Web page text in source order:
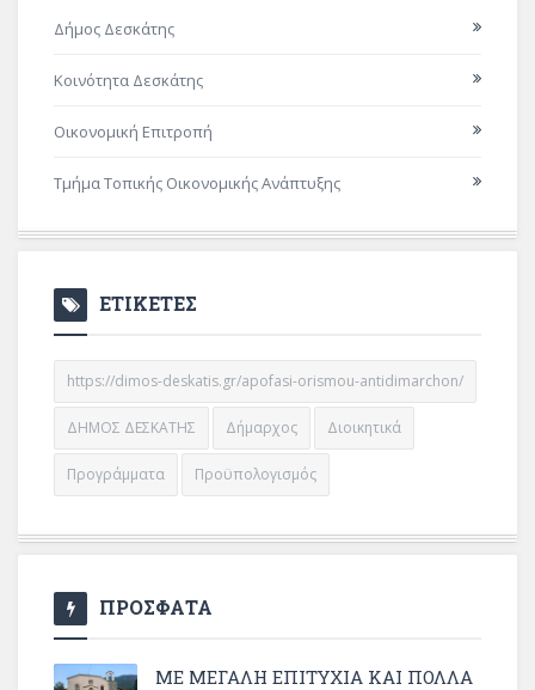
Δήμος Δεσκάτης
Κοινότητα Δεσκάτης
Οικονομική Επιτροπή
Τμήμα Τοπικής Οικονομικής Ανάπτυξης
ΕΤΙΚΕΤΕΣ
https://dimos-deskatis.gr/apofasi-orismou-antidimarchon/
ΔΗΜΟΣ ΔΕΣΚΑΤΗΣ Δήμαρχος Διοικητικά
Προγράμματα Προϋπολογισμός
ΠΡΟΣΦΑΤΑ
ΜΕ ΜΕΓΆΛΗ ΕΠΙΤΥΧΊΑ ΚΑΙ ΠΟΛΛΆ